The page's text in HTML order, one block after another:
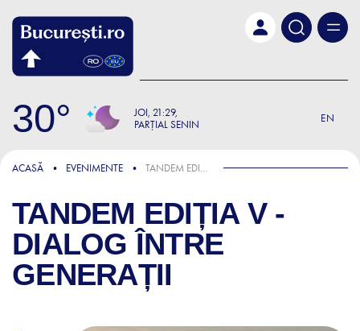
30 JOI 21:29
PARȚIAL SENIN
EN
ACASĂ EVENIMENTE TANDEM EDIȚIA V - DIALOG ÎNTRE GENERAȚII
TANDEM EDIȚIA V -
DIALOG ÎNTRE
GENERAȚII